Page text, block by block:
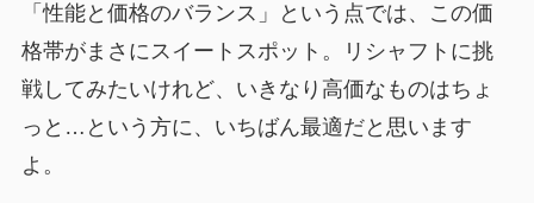
「性能と価格のバランス」という点では、この価
格帯がまさにスイートスポット。リシャフトに挑
戦してみたいけれど、いきなり高価なものはちょ
っと…という方に、いちばん最適だと思います
よ。